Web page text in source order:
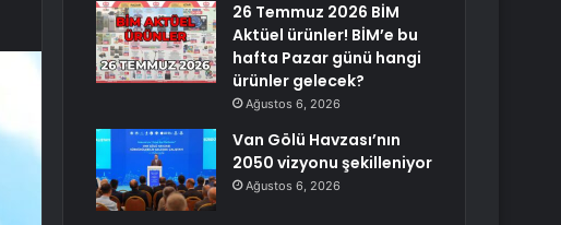
26 Temmuz 2026 BİM
Aktüel ürünler! BİM’e bu
hafta Pazar günü hangi
ürünler gelecek?
Ağustos 6, 2026
Van Gölü Havzası’nın
2050 vizyonu şekilleniyor
Ağustos 6, 2026